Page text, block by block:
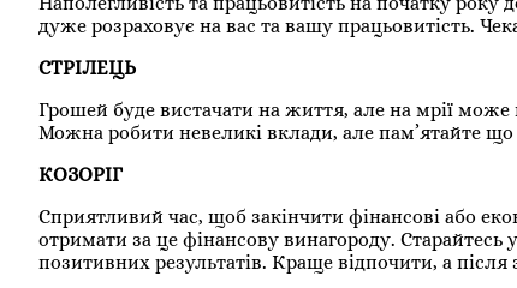
дуже розраховує на вас та вашу працьовитість.
СТРІЛЕЦЬ
Грошей буде вистачати на життя, але на мрії
Можна робити невеликі вклади, але пам’ятайте
КОЗОРІГ
Сприятливий час, щоб закінчити фінансові або
отримати за це фінансову винагороду.
позитивних результатів. Краще відпочити, а